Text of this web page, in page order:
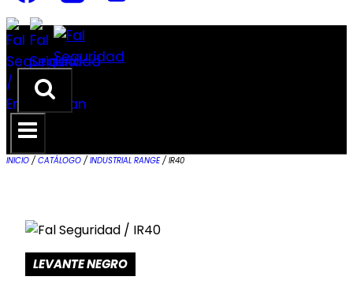
INICIO / CATÁLOGO / INDUSTRIAL RANGE / IR40
LEVANTE NEGRO